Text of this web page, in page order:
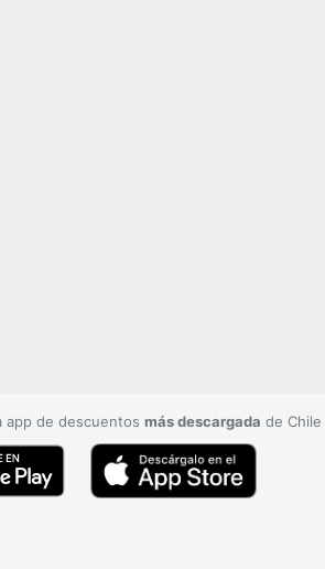
app de descuentos más descargada de Chile